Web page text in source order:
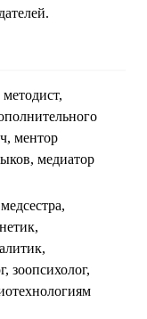
ментор
медиатор
зоопсихолог,